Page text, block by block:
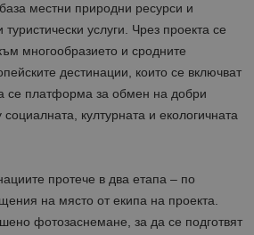
местни природни ресурси и
туристически услуги. Чрез проекта се
многообразието и сродните
дестинации, които се включват
се платформа за обмен на добри
културната и екологичната
протече в два етапа – по
на място от екипа на проекта.
фотозаснемане, за да се подготвят